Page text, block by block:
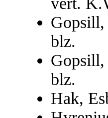
Gopsill,
blz.
Gopsill,
blz.
Hak,